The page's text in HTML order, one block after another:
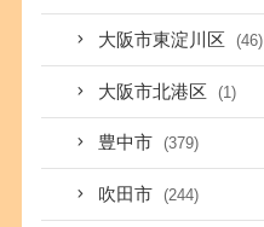
大阪市東淀川区 (46)
大阪市北港区 (1)
豊中市 (379)
吹田市 (244)